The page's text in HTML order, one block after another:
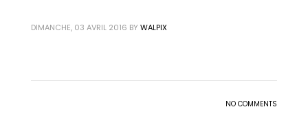
DIMANCHE, 03 AVRIL 2016 BY WALPIX
NO COMMENTS